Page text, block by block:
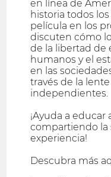
en línea de
historia todos
película en los
discuten cómo
de la libertad de
humanos y el
en las
través de la
independientes.
¡Ayuda a
compartiendo la
experiencia!
Descubra más